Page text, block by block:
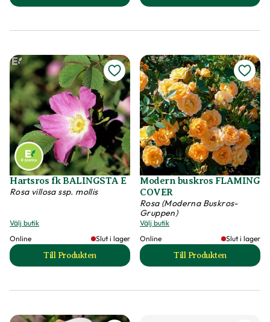
Hartsros fk BALINGSTA E
Rosa villosa ssp. mollis
Välj butik
Online
Slut i lager
Till Produkten
till Hartsros fk BALINGSTA E produktsida
Modern buskros FLAMING
COVER
Rosa (Moderna Buskros-
Gruppen)
Välj butik
Online
Slut i lager
Till Produkten
till Modern